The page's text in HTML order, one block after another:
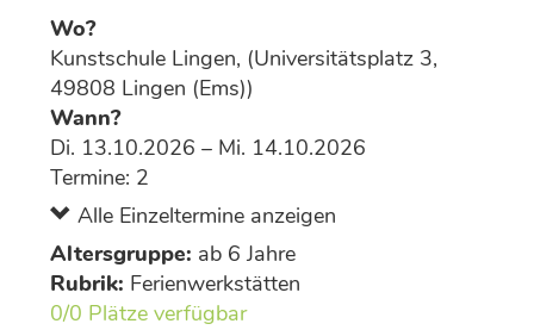
Wo?
Kunstschule Lingen, (Universitätsplatz 3,
49808 Lingen (Ems))
Wann?
Di. 13.10.2026 – Mi. 14.10.2026
Termine: 2
Alle Einzeltermine anzeigen
Altersgruppe: ab 6 Jahre
Rubrik: Ferienwerkstätten
0/0 Plätze verfügbar